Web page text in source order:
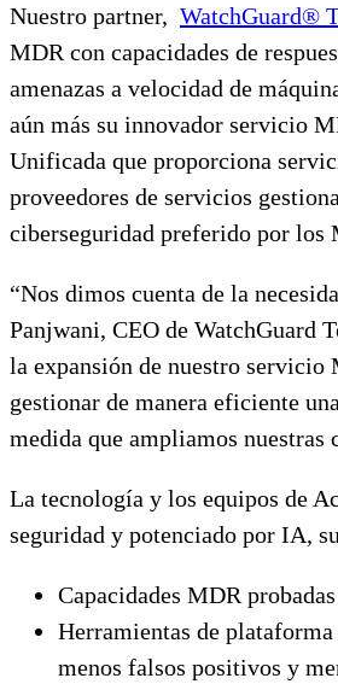
Nuestro partner, WatchGuard®
MDR con capacidades de
amenazas a velocidad de
aún más su innovador servicio
Unificada que proporciona
proveedores de servicios
ciberseguridad preferido por los
“Nos dimos cuenta de la
Panjwani, CEO de WatchGuard
la expansión de nuestro servicio
gestionar de manera eficiente
medida que ampliamos nuestras
La tecnología y los equipos de
seguridad y potenciado por IA,
Capacidades MDR
Herramientas de
menos falsos positivos y